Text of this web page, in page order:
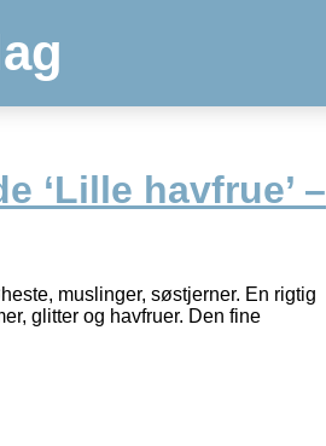
‘Lille havfrue’ –
muslinger, søstjerner. En rigtig
glitter og havfruer. Den fine